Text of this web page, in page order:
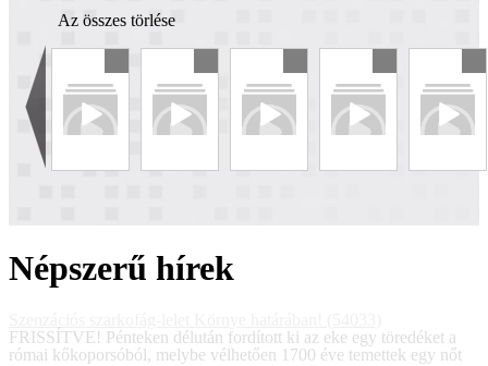
Az összes törlése
Népszerű hírek
FRISSÍTVE! Pénteken délután fordított ki az eke egy töredéket a
római kőkoporsóból, melybe vélhetően 1700 éve temettek egy nőt